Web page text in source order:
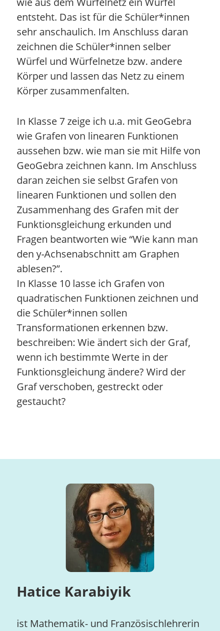
entsteht. Das ist für die Schüler*innen
sehr anschaulich. Im Anschluss daran
zeichnen die Schüler*innen selber
Würfel und Würfelnetze bzw. andere
Körper und lassen das Netz zu einem
Körper zusammenfalten.
In Klasse 7 zeige ich u.a. mit GeoGebra
wie Grafen von linearen Funktionen
aussehen bzw. wie man sie mit Hilfe von
GeoGebra zeichnen kann. Im Anschluss
daran zeichen sie selbst Grafen von
linearen Funktionen und sollen den
Zusammenhang des Grafen mit der
Funktionsgleichung erkunden und
Fragen beantworten wie “Wie kann man
den y-Achsenabschnitt am Graphen
ablesen?”.
In Klasse 10 lasse ich Grafen von
quadratischen Funktionen zeichnen und
die Schüler*innen sollen
Transformationen erkennen bzw.
beschreiben: Wie ändert sich der Graf,
wenn ich bestimmte Werte in der
Funktionsgleichung ändere? Wird der
Graf verschoben, gestreckt oder
gestaucht?
Hatice Karabiyik
ist Mathematik- und Französischlehrerin